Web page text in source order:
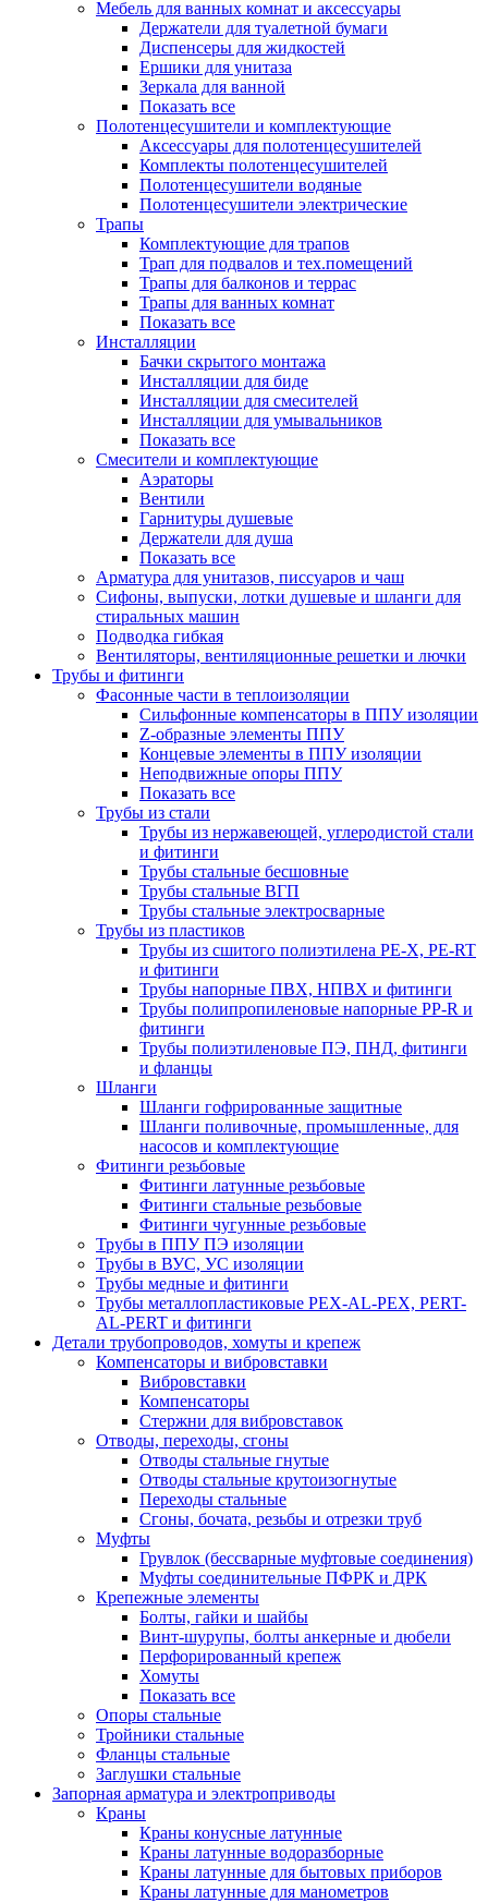
Мебель для ванных комнат и аксессуары
Держатели для туалетной бумаги
Диспенсеры для жидкостей
Ершики для унитаза
Зеркала для ванной
Показать все
Полотенцесушители и комплектующие
Аксессуары для полотенцесушителей
Комплекты полотенцесушителей
Полотенцесушители водяные
Полотенцесушители электрические
Трапы
Комплектующие для трапов
Трап для подвалов и тех.помещений
Трапы для балконов и террас
Трапы для ванных комнат
Показать все
Инсталляции
Бачки скрытого монтажа
Инсталляции для биде
Инсталляции для смесителей
Инсталляции для умывальников
Показать все
Смесители и комплектующие
Аэраторы
Вентили
Гарнитуры душевые
Держатели для душа
Показать все
Арматура для унитазов, писсуаров и чаш
Сифоны, выпуски, лотки душевые и шланги для
стиральных машин
Подводка гибкая
Вентиляторы, вентиляционные решетки и лючки
Трубы и фитинги
Фасонные части в теплоизоляции
Cильфонные компенсаторы в ППУ изоляции
Z-образные элементы ППУ
Концевые элементы в ППУ изоляции
Неподвижные опоры ППУ
Показать все
Трубы из стали
Трубы из нержавеющей, углеродистой стали
и фитинги
Трубы стальные бесшовные
Трубы стальные ВГП
Трубы стальные электросварные
Трубы из пластиков
Трубы из сшитого полиэтилена PE-X, PE-RT
и фитинги
Трубы напорные ПВХ, НПВХ и фитинги
Трубы полипропиленовые напорные PP-R и
фитинги
Трубы полиэтиленовые ПЭ, ПНД, фитинги
и фланцы
Шланги
Шланги гофрированные защитные
Шланги поливочные, промышленные, для
насосов и комплектующие
Фитинги резьбовые
Фитинги латунные резьбовые
Фитинги стальные резьбовые
Фитинги чугунные резьбовые
Трубы в ППУ ПЭ изоляции
Трубы в ВУС, УС изоляции
Трубы медные и фитинги
Трубы металлопластиковые PEX-AL-PEX, PERT-
AL-PERT и фитинги
Детали трубопроводов, хомуты и крепеж
Компенсаторы и вибровставки
Вибровставки
Компенсаторы
Стержни для вибровставок
Отводы, переходы, сгоны
Отводы стальные гнутые
Отводы стальные крутоизогнутые
Переходы стальные
Сгоны, бочата, резьбы и отрезки труб
Муфты
Грувлок (бессварные муфтовые соединения)
Муфты соединительные ПФРК и ДРК
Крепежные элементы
Болты, гайки и шайбы
Винт-шурупы, болты анкерные и дюбели
Перфорированный крепеж
Хомуты
Показать все
Опоры стальные
Тройники стальные
Фланцы стальные
Заглушки стальные
Запорная арматура и электроприводы
Краны
Краны конусные латунные
Краны латунные водоразборные
Краны латунные для бытовых приборов
Краны латунные для манометров